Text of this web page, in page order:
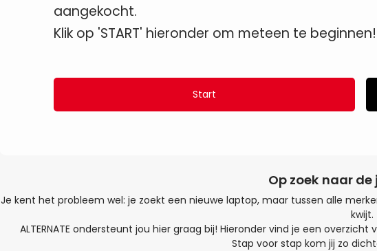
aangekocht.
Klik op 'START' hieronder om meteen te beginnen!
Start
Op zoek naar
Je kent het probleem wel: je zoekt een nieuwe laptop, maar tussen alle
kwijt.
ALTERNATE ondersteunt jou hier graag bij! Hieronder vind je een
Stap voor stap kom jij zo